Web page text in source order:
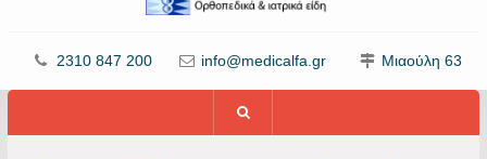
2310 847 200 info@medicalfa.gr Μιαούλη 63